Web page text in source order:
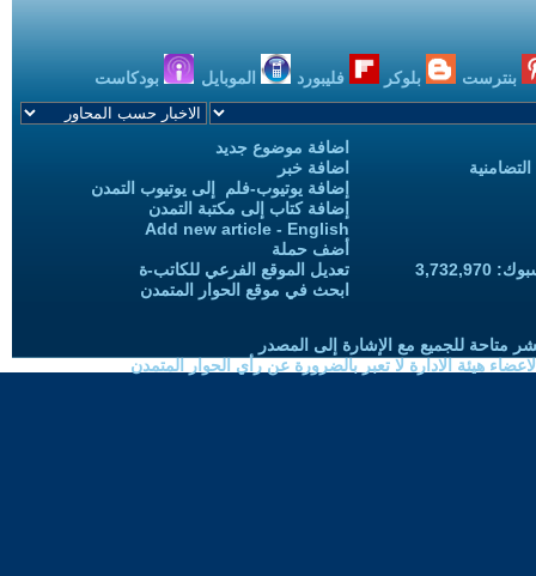
بنترست بلوكر فليبورد الموبايل بودكاست
اضافة موضوع جديد
اضافة خبر
إضافة يوتيوب-فلم إلى يوتيوب التمدن
إضافة كتاب إلى مكتبة التمدن
Add new article - English
أضف حملة
تعديل الموقع الفرعي للكاتب-ة
ابحث في موقع الحوار المتمدن
متاحة للجميع مع الإشارة إلى المصدر
هيئة الادارة لا تعبر بالضرورة عن رأي الحوار المتمدن